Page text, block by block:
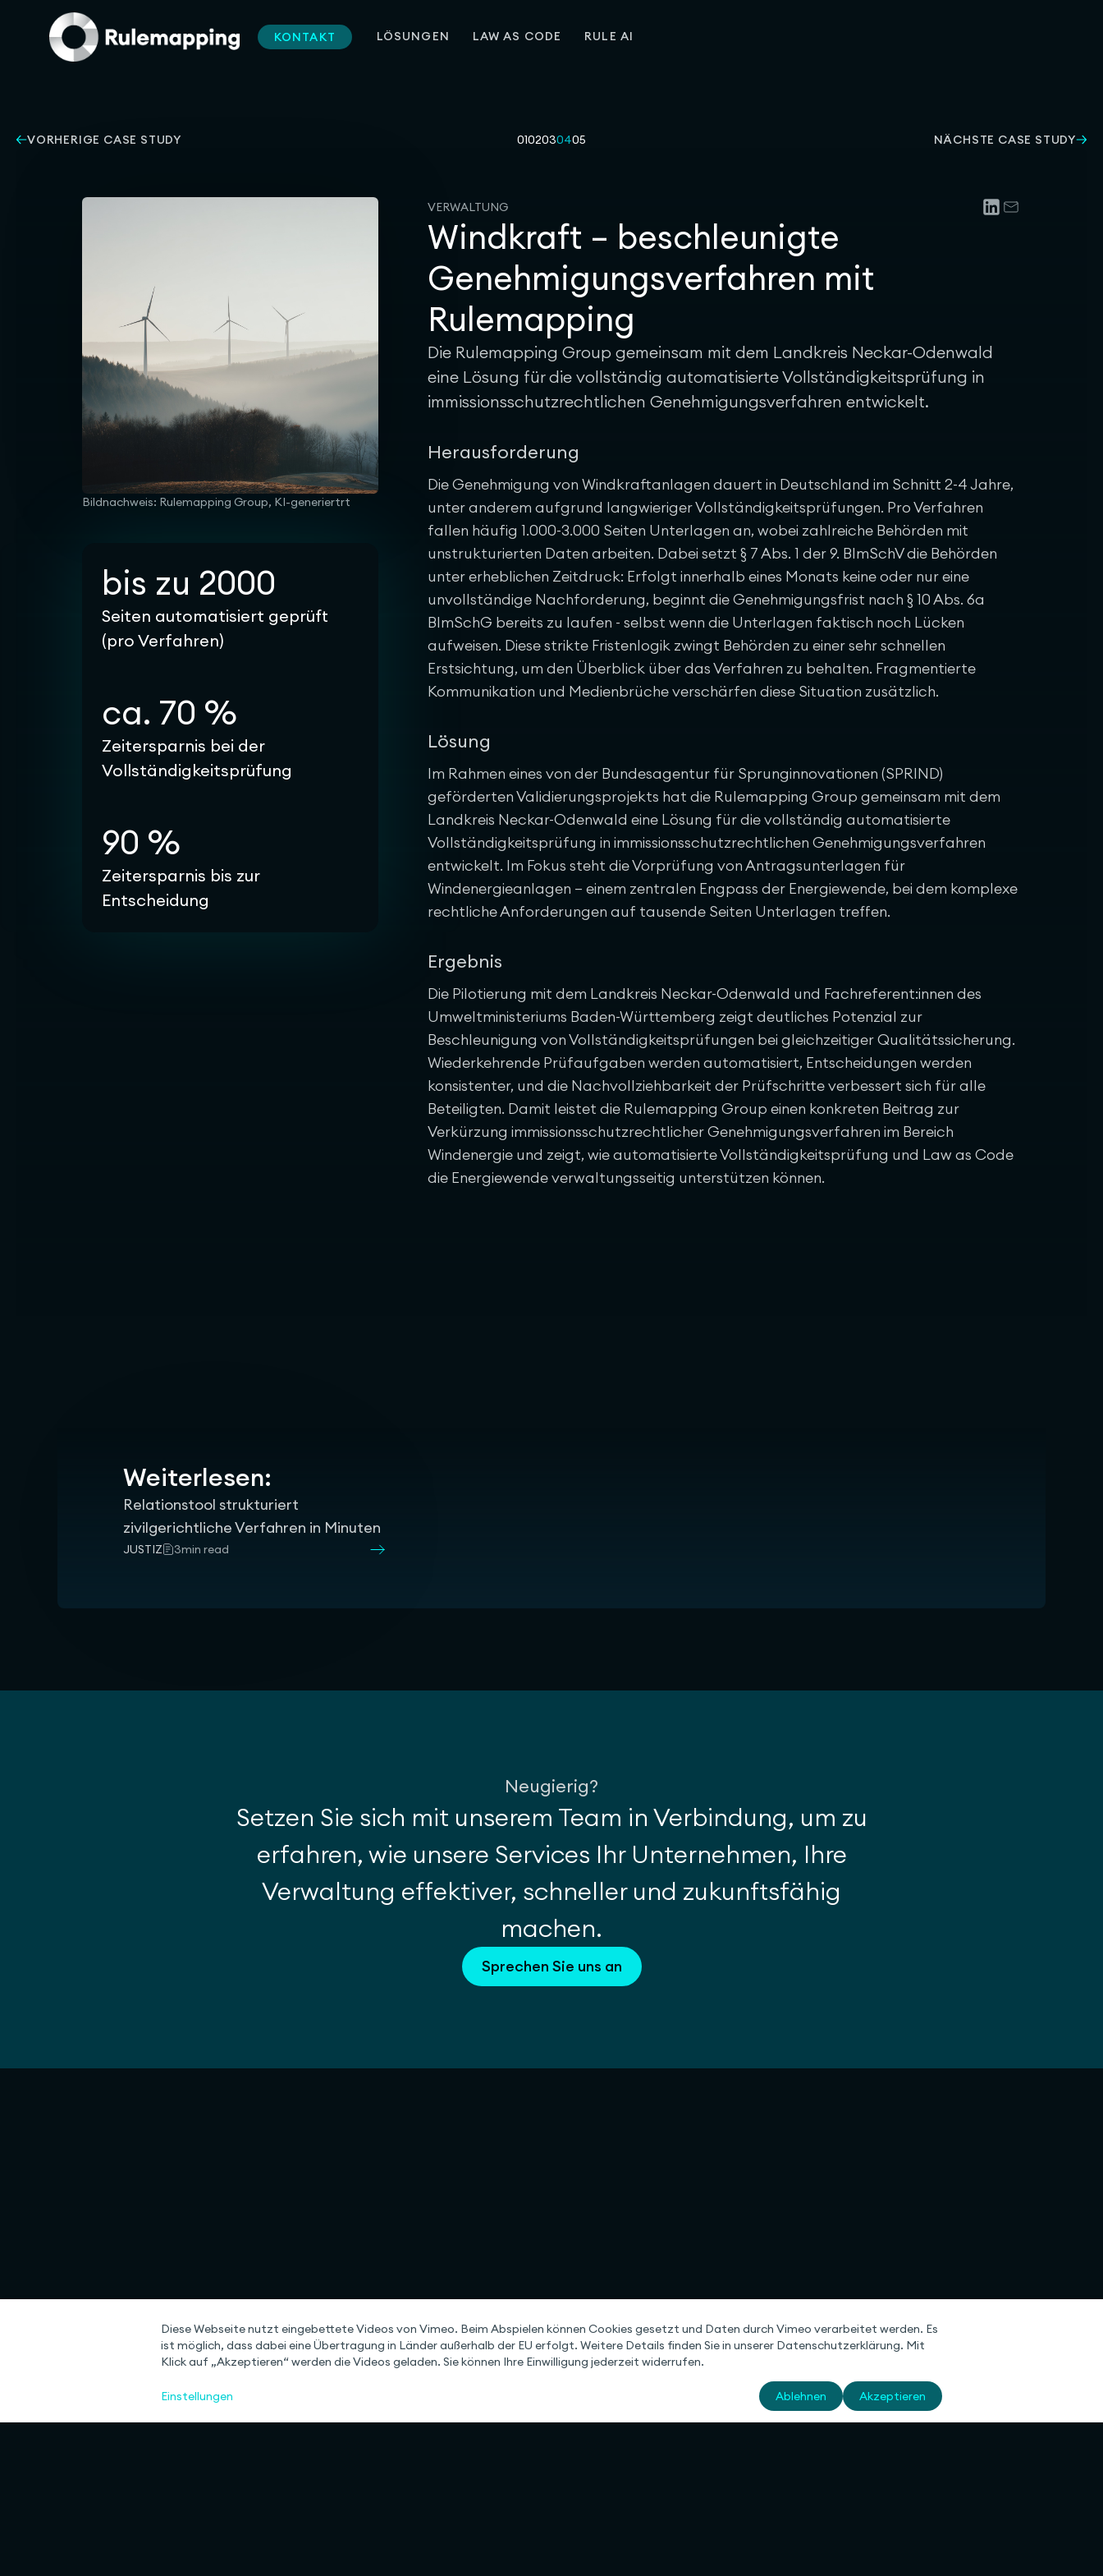
KONTAKT LÖSUNGEN LAW AS CODE RULE AI
VORHERIGE CASE STUDY 0102030405 NÄCHSTE CASE STUDY
Bildnachweis: Rulemapping Group, KI-generiertrt
VERWALTUNG
Windkraft – beschleunigte
Genehmigungsverfahren mit
Rulemapping
Die Rulemapping Group gemeinsam mit dem Landkreis Neckar-Odenwald
eine Lösung für die vollständig automatisierte Vollständigkeitsprüfung in
immissionsschutzrechtlichen Genehmigungsverfahren entwickelt.
Herausforderung
Die Genehmigung von Windkraftanlagen dauert in Deutschland im Schnitt 2-4 Jahre,
unter anderem aufgrund langwieriger Vollständigkeitsprüfungen. Pro Verfahren
fallen häufig 1.000-3.000 Seiten Unterlagen an, wobei zahlreiche Behörden mit
unstrukturierten Daten arbeiten. Dabei setzt § 7 Abs. 1 der 9. BImSchV die Behörden
unter erheblichen Zeitdruck: Erfolgt innerhalb eines Monats keine oder nur eine
unvollständige Nachforderung, beginnt die Genehmigungsfrist nach § 10 Abs. 6a
BImSchG bereits zu laufen - selbst wenn die Unterlagen faktisch noch Lücken
aufweisen. Diese strikte Fristenlogik zwingt Behörden zu einer sehr schnellen
Erstsichtung, um den Überblick über das Verfahren zu behalten. Fragmentierte
Kommunikation und Medienbrüche verschärfen diese Situation zusätzlich.
Lösung
Im Rahmen eines von der Bundesagentur für Sprunginnovationen (SPRIND)
geförderten Validierungsprojekts hat die Rulemapping Group gemeinsam mit dem
Landkreis Neckar-Odenwald eine Lösung für die vollständig automatisierte
Vollständigkeitsprüfung in immissionsschutzrechtlichen Genehmigungsverfahren
entwickelt. Im Fokus steht die Vorprüfung von Antragsunterlagen für
Windenergieanlagen – einem zentralen Engpass der Energiewende, bei dem komplexe
rechtliche Anforderungen auf tausende Seiten Unterlagen treffen.
Ergebnis
Die Pilotierung mit dem Landkreis Neckar-Odenwald und Fachreferent:innen des
Umweltministeriums Baden-Württemberg zeigt deutliches Potenzial zur
Beschleunigung von Vollständigkeitsprüfungen bei gleichzeitiger Qualitätssicherung.
Wiederkehrende Prüfaufgaben werden automatisiert, Entscheidungen werden
konsistenter, und die Nachvollziehbarkeit der Prüfschritte verbessert sich für alle
Beteiligten. Damit leistet die Rulemapping Group einen konkreten Beitrag zur
Verkürzung immissionsschutzrechtlicher Genehmigungsverfahren im Bereich
Windenergie und zeigt, wie automatisierte Vollständigkeitsprüfung und Law as Code
die Energiewende verwaltungsseitig unterstützen können.
bis zu 2000
Seiten automatisiert geprüft
(pro Verfahren)
ca. 70 %
Zeitersparnis bei der
Vollständigkeitsprüfung
90 %
Zeitersparnis bis zur
Entscheidung
Weiterlesen:
Relationstool strukturiert
zivilgerichtliche Verfahren in Minuten
JUSTIZ 3min read
Neugierig?
Setzen Sie sich mit unserem Team in Verbindung, um zu
erfahren, wie unsere Services Ihr Unternehmen, Ihre
Verwaltung effektiver, schneller und zukunftsfähig
machen.
Sprechen Sie uns an
Diese Webseite nutzt eingebettete Videos von Vimeo. Beim Abspielen können Cookies gesetzt und Daten durch Vimeo verarbeitet werden. Es
ist möglich, dass dabei eine Übertragung in Länder außerhalb der EU erfolgt. Weitere Details finden Sie in unserer Datenschutzerklärung. Mit
Klick auf „Akzeptieren“ werden die Videos geladen. Sie können Ihre Einwilligung jederzeit widerrufen.
Einstellungen Ablehnen Akzeptieren